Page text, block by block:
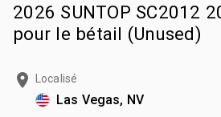
2026 SUNTOP SC2012
pour le bétail (Unused)
Localisé
Las Vegas, NV